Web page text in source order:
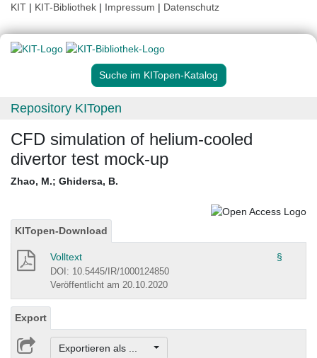
KIT | KIT-Bibliothek | Impressum | Datenschutz
Suche im KITopen-Katalog
Repository KITopen
CFD simulation of helium-cooled
divertor test mock-up
Zhao, M.; Ghidersa, B.
KITopen-Download
Volltext §
DOI: 10.5445/IR/1000124850
Veröffentlicht am 20.10.2020
Export
Exportieren als ...